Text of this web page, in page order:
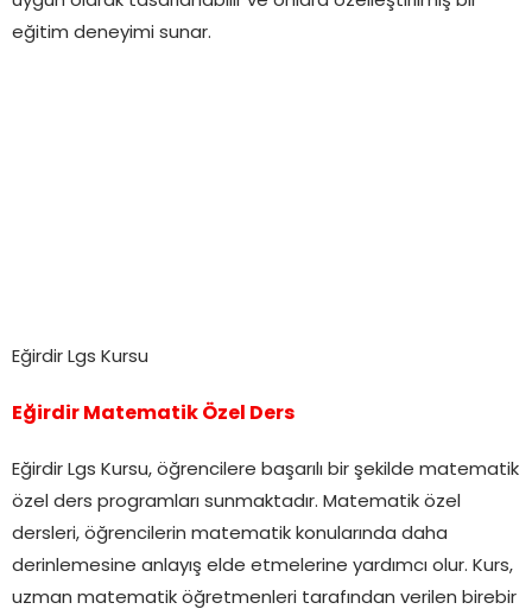
eğitim deneyimi sunar.
Eğirdir Lgs Kursu
Eğirdir Matematik Özel Ders
Eğirdir Lgs Kursu, öğrencilere başarılı bir şekilde matematik
özel ders programları sunmaktadır. Matematik özel
dersleri, öğrencilerin matematik konularında daha
derinlemesine anlayış elde etmelerine yardımcı olur. Kurs,
uzman matematik öğretmenleri tarafından verilen birebir